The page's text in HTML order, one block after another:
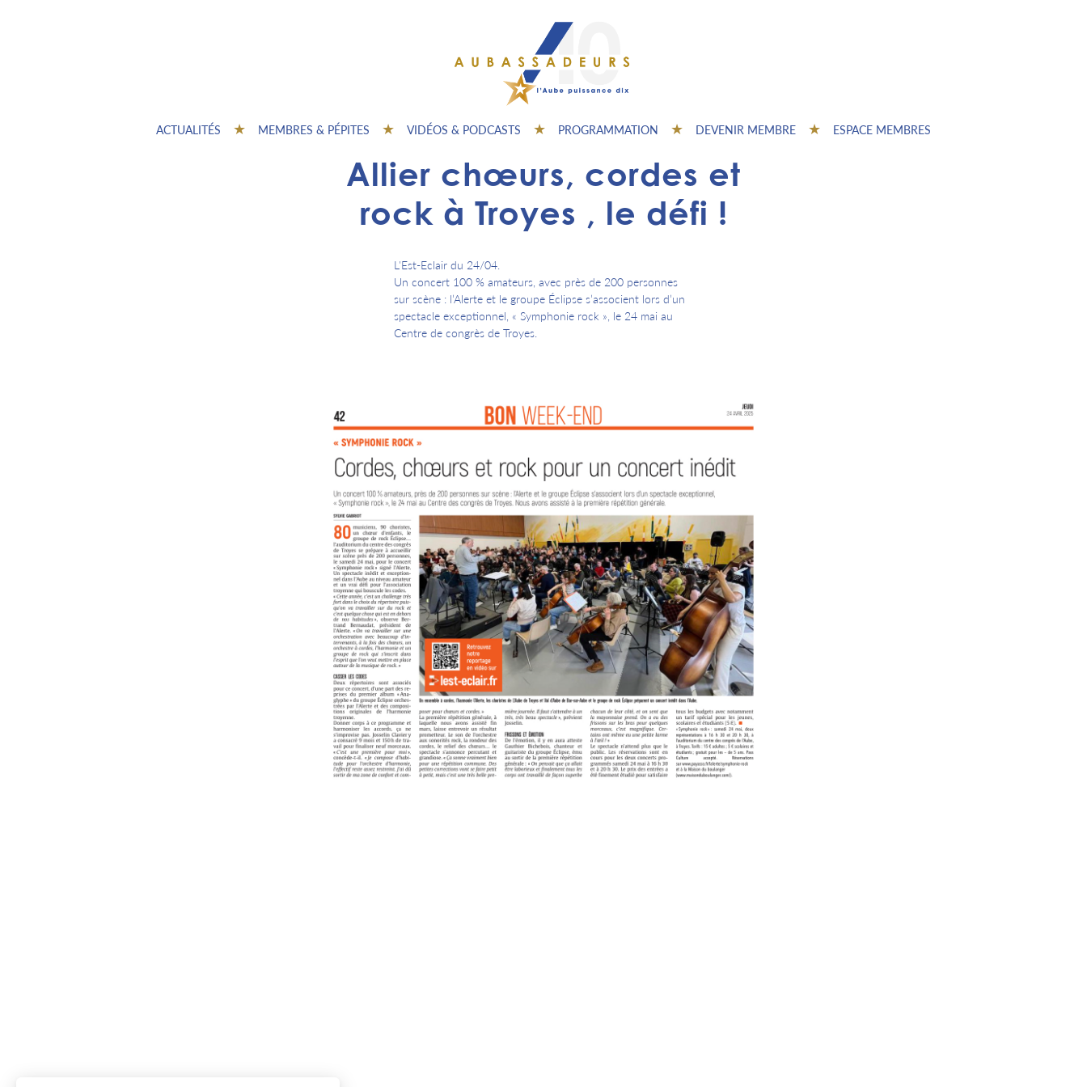
ACTUALITÉS MEMBRES & PÉPITES VIDÉOS & PODCASTS PROGRAMMATION DEVENIR MEMBRE ESPACE MEMBRES
Allier chœurs, cordes et
rock à Troyes , le défi !
L'Est-Eclair du 24/04.
Un concert 100 % amateurs, avec près de 200 personnes
sur scène : l’Alerte et le groupe Éclipse s’associent lors d’un
spectacle exceptionnel, « Symphonie rock », le 24 mai au
Centre de congrès de Troyes.